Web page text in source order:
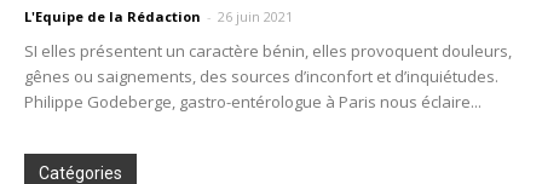
L'Equipe de la Rédaction - 26 juin 2021
SI elles présentent un caractère bénin, elles provoquent douleurs,
gênes ou saignements, des sources d’inconfort et d’inquiétudes.
Philippe Godeberge, gastro-entérologue à Paris nous éclaire...
Catégories